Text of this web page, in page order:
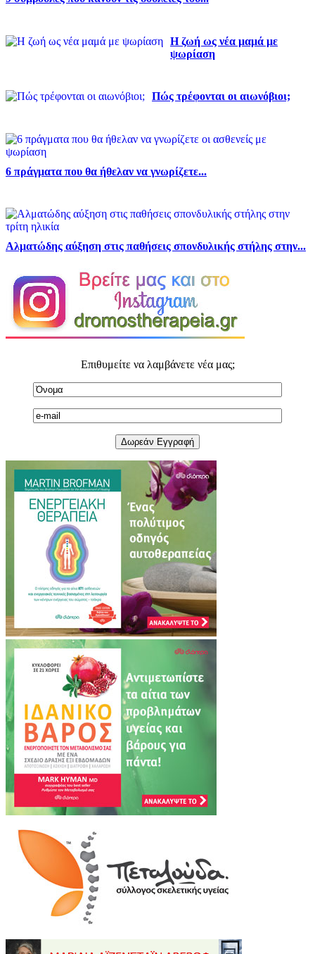
Η ζωή ως νέα μαμά με
ψωρίαση
Πώς τρέφονται οι αιωνόβιοι;
6 πράγματα που θα ήθελαν να γνωρίζετε...
Αλματώδης αύξηση στις παθήσεις σπονδυλικής στήλης στην...
Επιθυμείτε να λαμβάνετε νέα μας;